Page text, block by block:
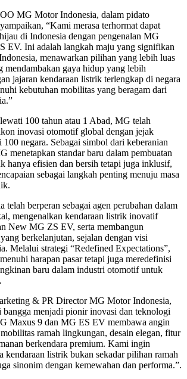
MG Motor Indonesia, dalam pidato
“Kami merasa terhormat dapat
di Indonesia dengan pengenalan MG
EV. Ini adalah langkah maju yang signifikan
menawarkan pilihan yang lebih luas
mendambakan gaya hidup yang lebih
jajaran kendaraan listrik terlengkap di negara
kebutuhan mobilitas yang beragam dari
100 tahun atau 1 Abad, MG telah
inovasi otomotif global dengan jejak
negara. Sebagai simbol dari keberanian
menetapkan standar baru dalam pembuatan
hanya efisien dan bersih tetapi juga inklusif,
sebagai langkah penting menuju masa
berperan sebagai agen perubahan dalam
mengenalkan kendaraan listrik inovatif
New MG ZS EV, serta membangun
berkelanjutan, sejalan dengan visi
Melalui strategi “Redefined Expectations”,
harapan pasar tetapi juga meredefinisi
baru dalam industri otomotif untuk
& PR Director MG Motor Indonesia,
bangga menjadi pionir inovasi dan teknologi
Maxus 9 dan MG ES EV membawa angin
ramah lingkungan, desain elegan, fitur
berkendara premium. Kami ingin
kendaraan listrik bukan sekadar pilihan ramah
sinonim dengan kemewahan dan performa.”.